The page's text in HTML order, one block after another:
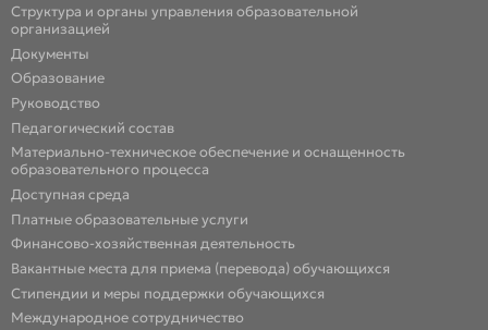
Структура и органы управления образовательной
организацией
Документы
Образование
Руководство
Педагогический состав
Материально-техническое обеспечение и оснащенность
образовательного процесса
Доступная среда
Платные образовательные услуги
Финансово-хозяйственная деятельность
Вакантные места для приема (перевода) обучающихся
Стипендии и меры поддержки обучающихся
Международное сотрудничество